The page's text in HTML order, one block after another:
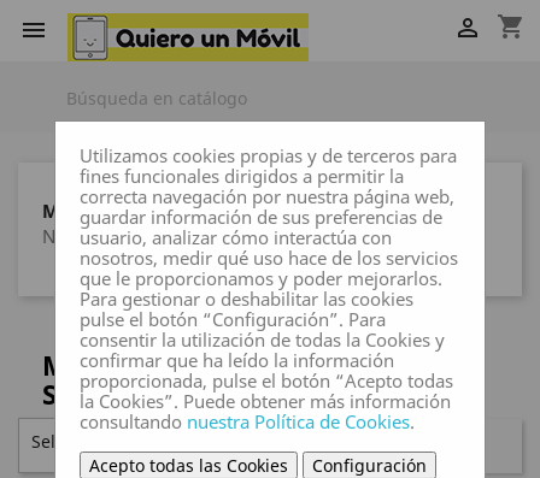
 shopping_cart

MARCAS
Ninguna marca
MICROONDAS / HORNOS
SOBREMESA / PARRILLAS
Seleccionar  FILTRAR
Utilizamos cookies propias y de terceros para
fines funcionales dirigidos a permitir la
correcta navegación por nuestra página web,
guardar información de sus preferencias de
usuario, analizar cómo interactúa con
nosotros, medir qué uso hace de los servicios
que le proporcionamos y poder mejorarlos.
Para gestionar o deshabilitar las cookies
pulse el botón “Configuración”. Para
consentir la utilización de todas la Cookies y
confirmar que ha leído la información
proporcionada, pulse el botón “Acepto todas
la Cookies”. Puede obtener más información
consultando nuestra Política de Cookies.
Acepto todas las Cookies Configuración